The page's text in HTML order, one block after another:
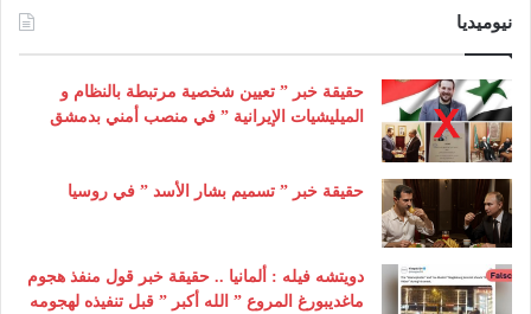
نيوميديا
حقيقة خبر ” تعيين شخصية مرتبطة بالنظام و
الميليشيات الإيرانية ” في منصب أمني بدمشق
حقيقة خبر ” تسميم بشار الأسد ” في روسيا
دويتشه فيله : ألمانيا .. حقيقة خبر قول منفذ هجوم
ماغديبورغ المروع ” الله أكبر ” قبل تنفيذه لهجومه